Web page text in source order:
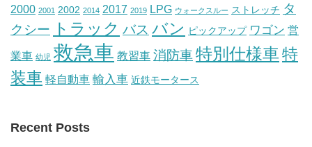
2000 2001 2002 2014 2017 2019 LPG ウォークスルー ストレッチ タ
クシー
トラック バス バン ピックアップ ワゴン 営
業車 幼児 救急車 教習車 消防車特別仕様車特
装車 軽自動車 輸入車 近鉄モータース
Recent Posts